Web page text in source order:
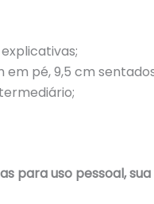
em pé, 9,5 cm
para uso pessoal,